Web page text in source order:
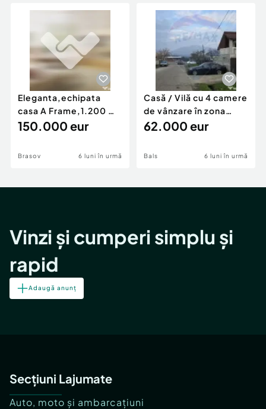
Animale de companie
Afaceri și echipamente profesionale
Inchiriere Bunuri si Vehicule
Utilaje agricole si industriale
Piese auto si accesorii
Dacia Duster
Eleganta,echipata
casa A Frame,1.200 mp
teren,deschidere Pia
150.000 eur
Brasov 6 luni în urmă
Casă / Vilă cu 4 camere
de vânzare în zona
Periferie
62.000 eur
Bals 6 luni în urmă
Vinzi și cumperi simplu și
rapid
Adaugă anunț
Secțiuni Lajumate
Auto, moto și ambarcațiuni